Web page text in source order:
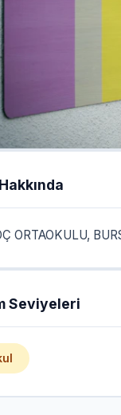
ORTAOKULU,
Seviyeleri